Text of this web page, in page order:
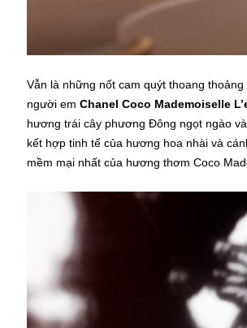
Vẫn là những nốt cam quýt thoang
người em Chanel Coco Mademoiselle
hương trái cây phương Đông ngọt ngào
kết hợp tinh tế của hương hoa nhài và
mềm mại nhất của hương thơm Coco